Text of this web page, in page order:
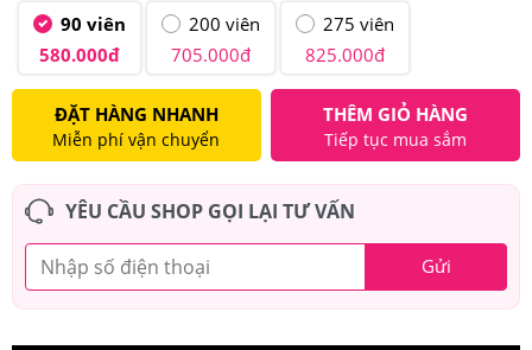
90 viên
580.000đ
200 viên
705.000đ
275 viên
825.000đ
THÊM GIỎ HÀNG
Tiếp tục mua sắm
ĐẶT HÀNG NHANH
Miễn phí vận chuyển
YÊU CẦU SHOP GỌI LẠI TƯ VẤN
Gửi